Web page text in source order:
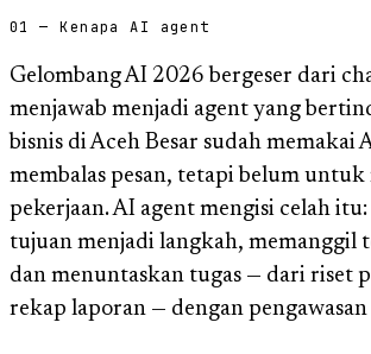
01 — Kenapa AI agent
Gelombang AI 2026 bergeser dari
menjawab menjadi agent yang
bisnis di Aceh Besar sudah memakai
membalas pesan, tetapi belum untuk
pekerjaan. AI agent mengisi celah
tujuan menjadi langkah, memanggil
dan menuntaskan tugas — dari riset
rekap laporan — dengan